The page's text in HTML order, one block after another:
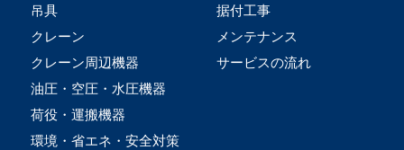
吊具
クレーン
クレーン周辺機器
油圧・空圧・水圧機器
荷役・運搬機器
環境・省エネ・安全対策
据付工事
メンテナンス
サービスの流れ